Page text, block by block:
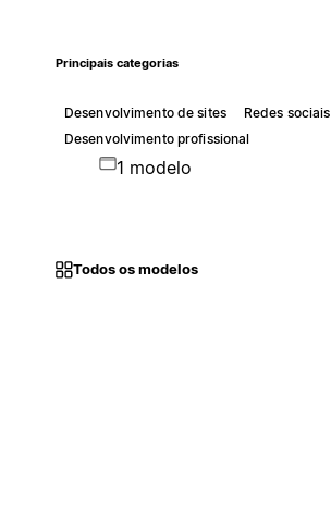
Principais categorias
Desenvolvimento de sites
Redes sociais
Desenvolvimento profissional
1 modelo
Todos os modelos